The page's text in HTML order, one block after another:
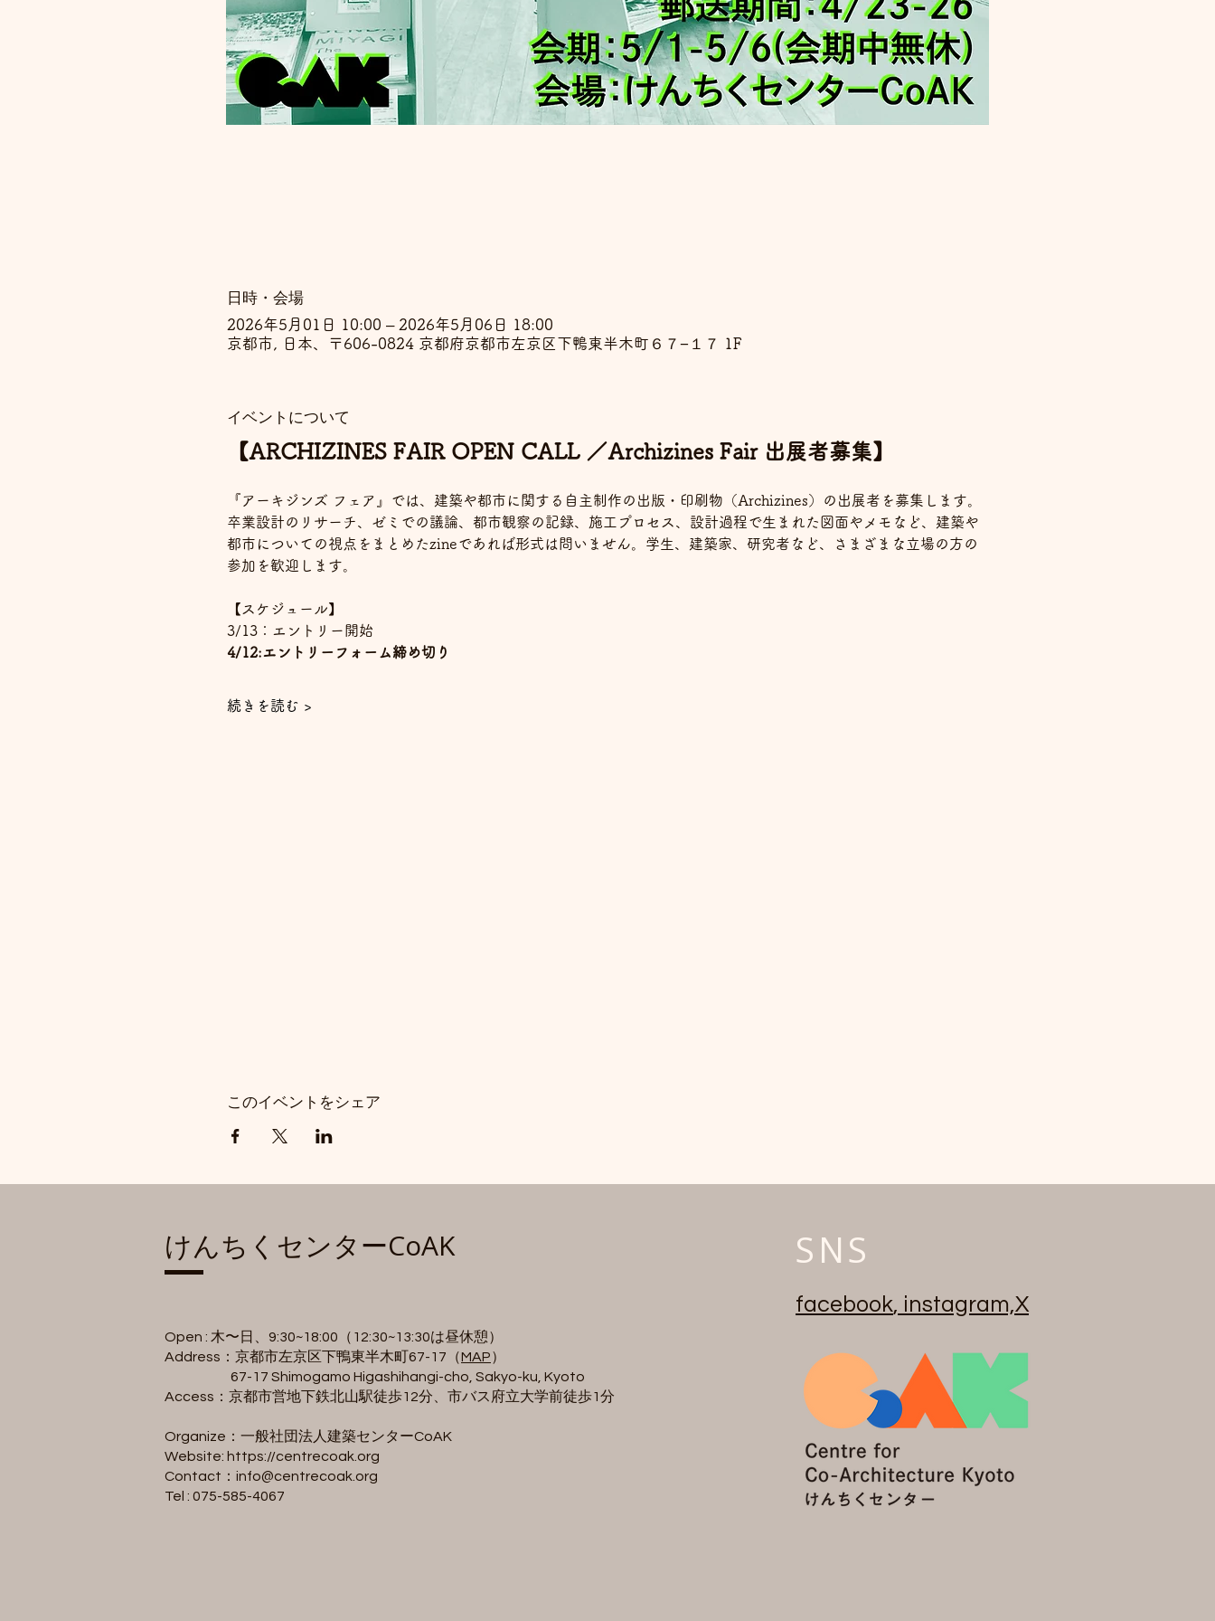
日時・会場
2026年5月01日 10:00 – 2026年5月06日 18:00
京都市, 日本、〒606-0824 京都府京都市左京区下鴨東半木町６７−１７ 1F
イベントについて
【ARCHIZINES FAIR OPEN CALL ／Archizines Fair 出展者募集】
『アーキジンズ フェア』では、建築や都市に関する自主制作の出版・印刷物（Archizines）の出展者を募集します。
卒業設計のリサーチ、ゼミでの議論、都市観察の記録、施工プロセス、設計過程で生まれた図面やメモなど、建築や
都市についての視点をまとめたzineであれば形式は問いません。学生、建築家、研究者など、さまざまな立場の方の
参加を歓迎します。
【スケジュール】
3/13：エントリー開始
4/12:エントリーフォーム締め切り
続きを読む >
このイベントをシェア
​けんちくセンターCoAK SNS
facebook, instagram,X
Open : 木〜日、9:30~18:00（12:30~13:30は昼休憩）
Address：京都市左京区下鴨東半木町67-17（MAP）
67-17 Shimogamo Higashihangi-cho, Sakyo-ku, Kyoto
Access：京都市営地下鉄北山駅徒歩12分、市バス府立大学前徒歩1分
Organize：一般社団法人建築センターCoAK
Website: https://centrecoak.org
Contact： info@centrecoak.org
Tel : 075-585-4067